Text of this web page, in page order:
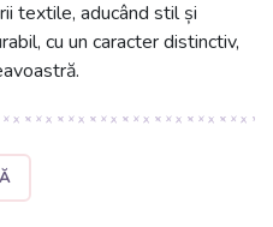
textile, aducând stil și
cu un caracter distinctiv,